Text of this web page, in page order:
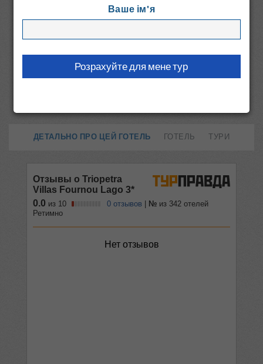
FOURNOU LAGO
ДЕТАЛЬНО ПРО ЦЕЙ ГОТЕЛЬ ГОТЕЛЬ ТУРИ
Ваше ім'я